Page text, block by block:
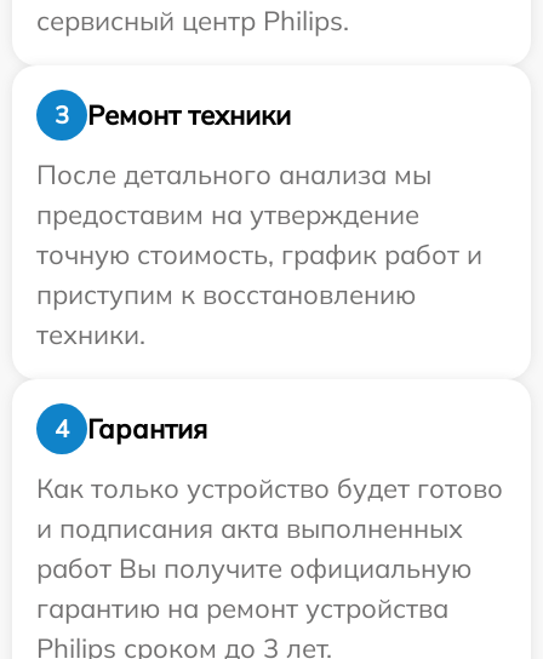
сервисный центр Philips.
3
Ремонт техники
После детального анализа мы
предоставим на утверждение
точную стоимость, график работ и
приступим к восстановлению
техники.
4
Гарантия
Как только устройство будет готово
и подписания акта выполненных
работ Вы получите официальную
гарантию на ремонт устройства
Philips сроком до 3 лет.